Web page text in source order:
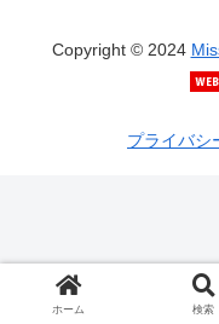
Copyright © 2024
プライバシ
ホーム 検索